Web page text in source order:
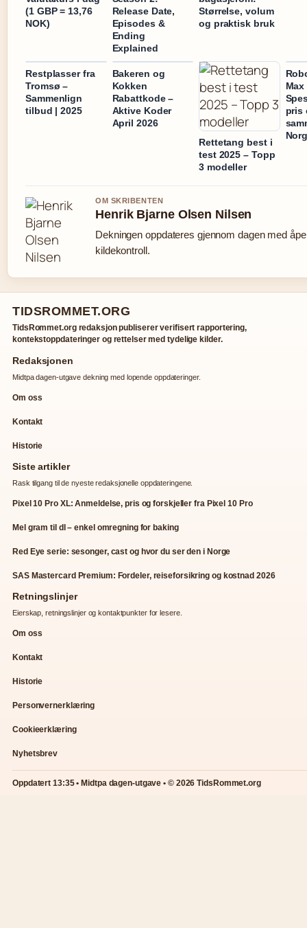
(1 GBP = 13,76
NOK)
Release Date,
Episodes &
Ending
Explained
Størrelse, volum
og praktisk bruk
Restplasser fra
Tromsø –
Sammenlign
tilbud | 2025
Bakeren og
Kokken
Rabattkode –
Aktive Koder
April 2026
Rettetang best i
test 2025 – Topp
3 modeller
Max
pris
OM SKRIBENTEN
Henrik Bjarne Olsen Nilsen
Dekningen oppdateres gjennom dagen med
kildekontroll.
TIDSROMMET.ORG
TidsRommet.org redaksjon publiserer verifisert rapportering,
kontekstoppdateringer og rettelser med tydelige kilder.
Redaksjonen
Midtpa dagen-utgave dekning med lopende oppdateringer.
Om oss
Kontakt
Historie
Siste artikler
Rask tilgang til de nyeste redaksjonelle oppdateringene.
Pixel 10 Pro XL: Anmeldelse, pris og forskjeller fra Pixel 10 Pro
Mel gram til dl – enkel omregning for baking
Red Eye serie: sesonger, cast og hvor du ser den i Norge
SAS Mastercard Premium: Fordeler, reiseforsikring og kostnad 2026
Retningslinjer
Eierskap, retningslinjer og kontaktpunkter for lesere.
Om oss
Kontakt
Historie
Personvernerklæring
Cookieerklæring
Nyhetsbrev
Oppdatert 13:35 • Midtpa dagen-utgave • © 2026 TidsRommet.org